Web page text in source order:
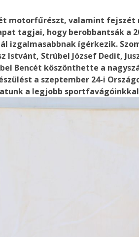
motorfűrészt, valamint fejszét
tagjai, hogy berobbantsák a
izgalmasabbnak ígérkezik.
Istvánt, Strúbel József Dedit,
Bencét köszönthette a
a szeptember 24-i
a legjobb